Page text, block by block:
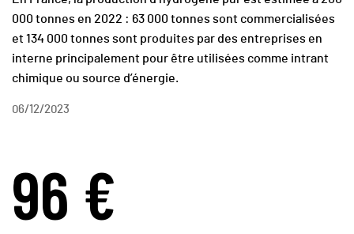
000 tonnes en 2022 : 63 000 tonnes sont commercialisées
et 134 000 tonnes sont produites par des entreprises en
interne principalement pour être utilisées comme intrant
chimique ou source d’énergie.
06/12/2023
96 €